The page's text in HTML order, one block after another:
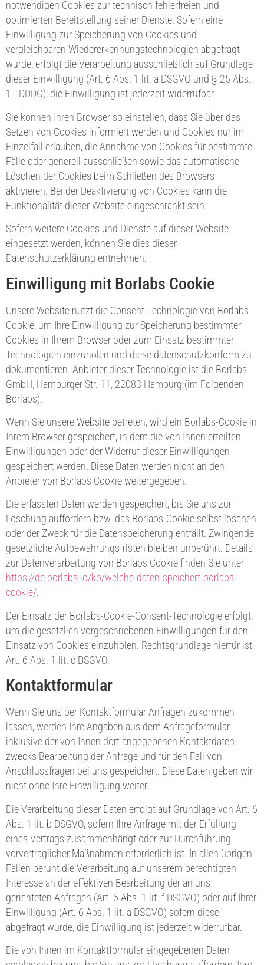
notwendigen Cookies zur technisch fehlerfreien und
optimierten Bereitstellung seiner Dienste. Sofern eine
Einwilligung zur Speicherung von Cookies und
vergleichbaren Wiedererkennungstechnologien abgefragt
wurde, erfolgt die Verarbeitung ausschließlich auf Grundlage
dieser Einwilligung (Art. 6 Abs. 1 lit. a DSGVO und § 25 Abs.
1 TDDDG); die Einwilligung ist jederzeit widerrufbar.
Sie können Ihren Browser so einstellen, dass Sie über das
Setzen von Cookies informiert werden und Cookies nur im
Einzelfall erlauben, die Annahme von Cookies für bestimmte
Fälle oder generell ausschließen sowie das automatische
Löschen der Cookies beim Schließen des Browsers
aktivieren. Bei der Deaktivierung von Cookies kann die
Funktionalität dieser Website eingeschränkt sein.
Sofern weitere Cookies und Dienste auf dieser Website
eingesetzt werden, können Sie dies dieser
Datenschutzerklärung entnehmen.
Einwilligung mit Borlabs Cookie
Unsere Website nutzt die Consent-Technologie von Borlabs
Cookie, um Ihre Einwilligung zur Speicherung bestimmter
Cookies in Ihrem Browser oder zum Einsatz bestimmter
Technologien einzuholen und diese datenschutzkonform zu
dokumentieren. Anbieter dieser Technologie ist die Borlabs
GmbH, Hamburger Str. 11, 22083 Hamburg (im Folgenden
Borlabs).
Wenn Sie unsere Website betreten, wird ein Borlabs-Cookie in
Ihrem Browser gespeichert, in dem die von Ihnen erteilten
Einwilligungen oder der Widerruf dieser Einwilligungen
gespeichert werden. Diese Daten werden nicht an den
Anbieter von Borlabs Cookie weitergegeben.
Die erfassten Daten werden gespeichert, bis Sie uns zur
Löschung auffordern bzw. das Borlabs-Cookie selbst löschen
oder der Zweck für die Datenspeicherung entfällt. Zwingende
gesetzliche Aufbewahrungsfristen bleiben unberührt. Details
zur Datenverarbeitung von Borlabs Cookie finden Sie unter
https://de.borlabs.io/kb/welche-daten-speichert-borlabs-
cookie/.
Der Einsatz der Borlabs-Cookie-Consent-Technologie erfolgt,
um die gesetzlich vorgeschriebenen Einwilligungen für den
Einsatz von Cookies einzuholen. Rechtsgrundlage hierfür ist
Art. 6 Abs. 1 lit. c DSGVO.
Kontaktformular
Wenn Sie uns per Kontaktformular Anfragen zukommen
lassen, werden Ihre Angaben aus dem Anfrageformular
inklusive der von Ihnen dort angegebenen Kontaktdaten
zwecks Bearbeitung der Anfrage und für den Fall von
Anschlussfragen bei uns gespeichert. Diese Daten geben wir
nicht ohne Ihre Einwilligung weiter.
Die Verarbeitung dieser Daten erfolgt auf Grundlage von Art. 6
Abs. 1 lit. b DSGVO, sofern Ihre Anfrage mit der Erfüllung
eines Vertrags zusammenhängt oder zur Durchführung
vorvertraglicher Maßnahmen erforderlich ist. In allen übrigen
Fällen beruht die Verarbeitung auf unserem berechtigten
Interesse an der effektiven Bearbeitung der an uns
gerichteten Anfragen (Art. 6 Abs. 1 lit. f DSGVO) oder auf Ihrer
Einwilligung (Art. 6 Abs. 1 lit. a DSGVO) sofern diese
abgefragt wurde; die Einwilligung ist jederzeit widerrufbar.
Die von Ihnen im Kontaktformular eingegebenen Daten